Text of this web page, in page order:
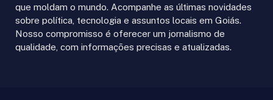
que moldam o mundo. Acompanhe as últimas novidades
sobre política, tecnologia e assuntos locais em Goiás.
Nosso compromisso é oferecer um jornalismo de
qualidade, com informações precisas e atualizadas.